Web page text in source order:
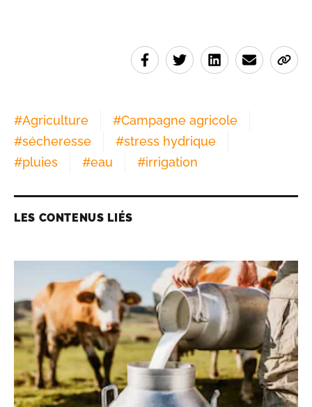
#Agriculture #Campagne agricole
#sécheresse #stress hydrique
#pluies #eau #irrigation
LES CONTENUS LIÉS